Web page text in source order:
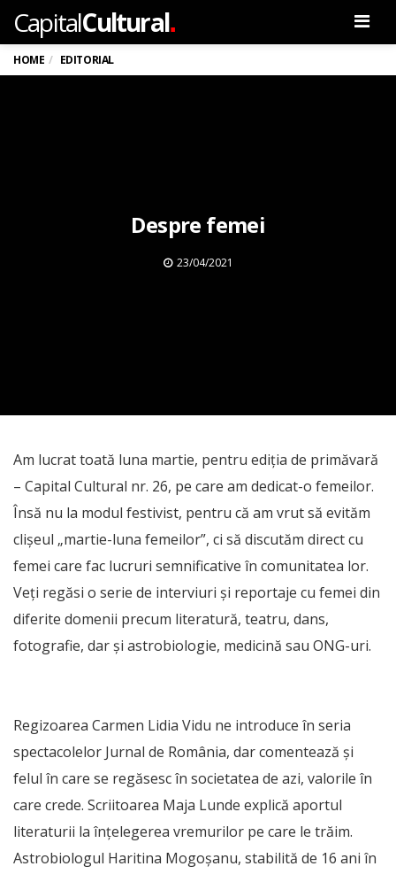
CapitalCultural.
HOME EDITORIAL
Despre femei
23/04/2021
Am lucrat toată luna martie, pentru ediția de primăvară
– Capital Cultural nr. 26, pe care am dedicat-o femeilor.
Însă nu la modul festivist, pentru că am vrut să evităm
clișeul „martie-luna femeilor”, ci să discutăm direct cu
femei care fac lucruri semnificative în comunitatea lor.
Veți regăsi o serie de interviuri și reportaje cu femei din
diferite domenii precum literatură, teatru, dans,
fotografie, dar și astrobiologie, medicină sau ONG-uri.
Regizoarea Carmen Lidia Vidu ne introduce în seria
spectacolelor Jurnal de România, dar comentează și
felul în care se regăsesc în societatea de azi, valorile în
care crede. Scriitoarea Maja Lunde explică aportul
literaturii la înțelegerea vremurilor pe care le trăim.
Astrobiologul Haritina Mogoșanu, stabilită de 16 ani în